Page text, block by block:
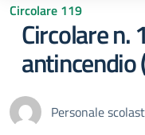
Circolare 119
Circolare n.
Personale